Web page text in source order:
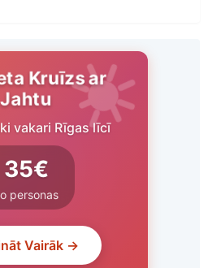
Kruīzs ar
Jahtu
vakari Rīgas līcī
35€
personas
Vairāk →